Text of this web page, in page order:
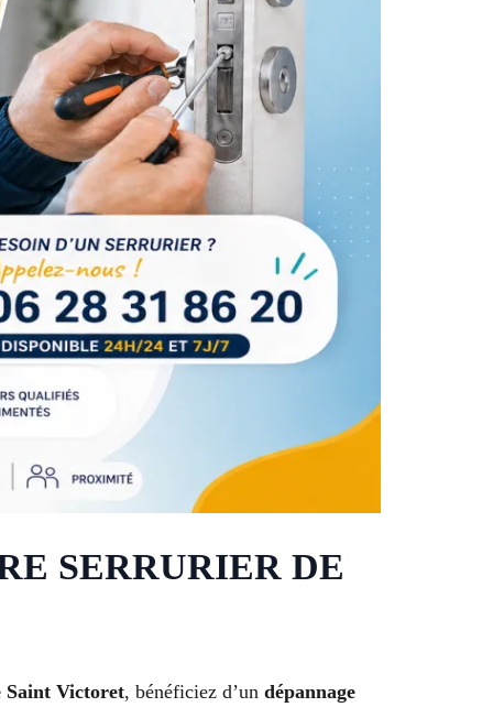
SERRURIER DE
Victoret, bénéficiez d’un dépannage